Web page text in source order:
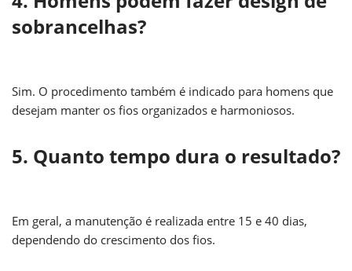
sobrancelhas?
Sim. O procedimento também é indicado para homens que
desejam manter os fios organizados e harmoniosos.
5. Quanto tempo dura o resultado?
Em geral, a manutenção é realizada entre 15 e 40 dias,
dependendo do crescimento dos fios.